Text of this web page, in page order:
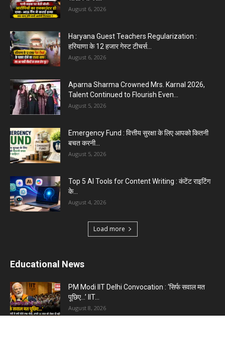
August 6, 2026
Haryana Guest Teachers Regularization :
हरियाणा के 12 हजार गेस्ट टीचर्स...
August 6, 2026
Aparna Sharma Crowned Mrs. Karnal 2026,
Talent Continued to Flourish Even...
August 5, 2026
Emergency Fund : वित्तीय सुरक्षा के लिए आपको कितनी
बचत करनी...
August 5, 2026
Top 5 AI Tools for Content Writing : कंटेंट राइटिंग
के...
August 4, 2026
Load more
Educational News
PM Modi IIT Delhi Convocation : ‘सिर्फ सवाल मत
पूछिए…’ IIT...
August 8, 2026